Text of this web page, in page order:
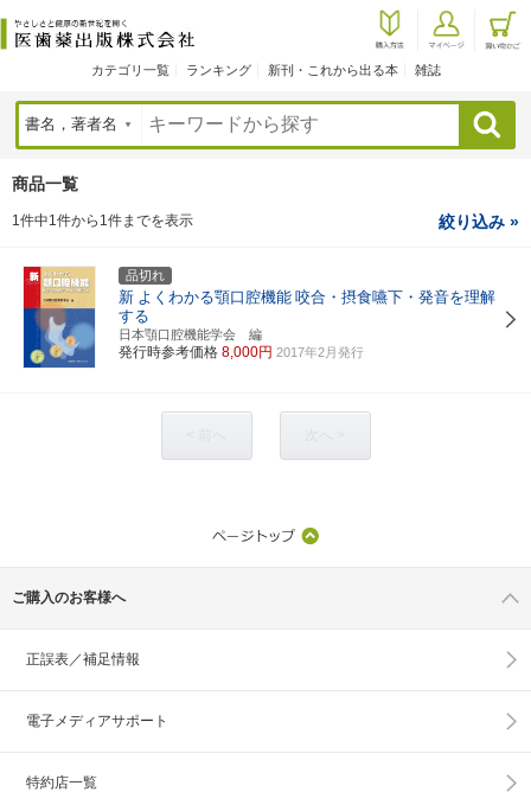
カテゴリ一覧 ランキング 新刊・これから出る本 雑誌
検索
商品一覧
1件中1件から1件までを表示 絞り込み »
品切れ
新 よくわかる顎口腔機能 咬合・摂食嚥下・発音を理解
する
日本顎口腔機能学会 編
発行時参考価格 8,000円 2017年2月発行
ご購入のお客様へ
正誤表／補足情報
電子メディアサポート
特約店一覧